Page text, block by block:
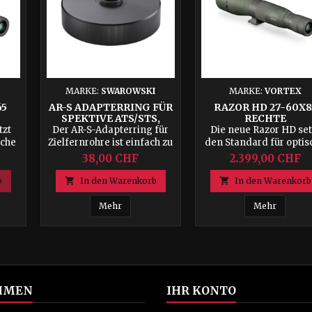
22-48x65 (Droite)
MARKE: SWAROWSKI
AR-S ADAPTERRING FÜR
SPEKTIVE ATS/STS,
ATM/STM, STR
Der AR-S-Adapterring für
Zielfernrohre ist einfach zu
installieren und ermöglicht
es Ihnen, Ihr ATS/STS- oder
STR-Zielfernrohr mit Ihrem
Smartphone zu verbinden.
38,00 CHF
 In den Warenkorb
MehrAR-S Adapterring für Spektive ATS/STS, ATM/
MARKE:VORTEX
RAZOR HD 27-
RECHTE
Die neue Razor HD
den Standard für
High-End-
mit einer
ultraprofilierten
Fertigungspräzision
und ist eine der besten
Ortungsbrillen auf
Markt. Die Linsen
ausgewählt und
präzisionsgeschliffen
wurden, sorgen für
2.399,00 CHF
 In den Warenkorb
MehrRazor
IHR KONTO